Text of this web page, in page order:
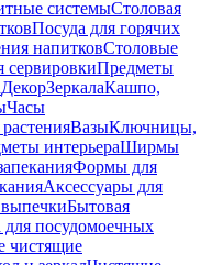
системыСтоловая
Посуда для горячих
напитковСтоловые
сервировкиПредметы
ДекорЗеркалаКашпо,
Часы
ВазыКлючницы,
интерьераШирмы
Формы для
Аксессуары для
выпечкиБытовая
для посудомоечных
чистящие